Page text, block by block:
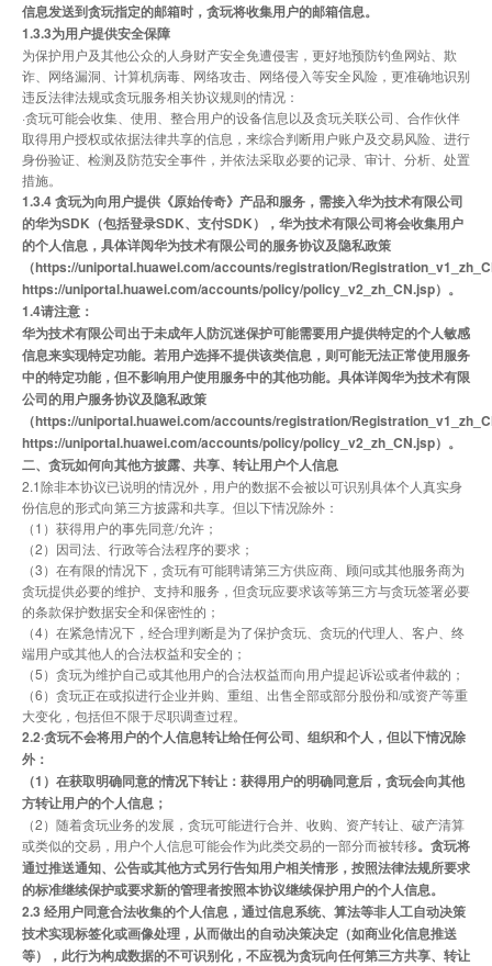
信息发送到贪玩指定的邮箱时，贪玩将收集用户的邮箱信息。
1.3.3为用户提供安全保障
为保护用户及其他公众的人身财产安全免遭侵害，更好地预防钓鱼网站、欺
诈、网络漏洞、计算机病毒、网络攻击、网络侵入等安全风险，更准确地识别
违反法律法规或贪玩服务相关协议规则的情况：
·贪玩可能会收集、使用、整合用户的设备信息以及贪玩关联公司、合作伙伴
取得用户授权或依据法律共享的信息，来综合判断用户账户及交易风险、进行
身份验证、检测及防范安全事件，并依法采取必要的记录、审计、分析、处置
措施。
1.3.4贪玩为向用户提供《原始传奇》产品和服务，需接入华为技术有限公司
的华为SDK（包括登录SDK、支付SDK），华为技术有限公司将会收集用户
的个人信息，具体详阅华为技术有限公司的服务协议及隐私政策
（https://uniportal.huawei.com/accounts/registration/
https://uniportal.huawei.com/accounts/policy/policy_v2_zh_CN.jsp）。
1.4请注意：
华为技术有限公司出于未成年人防沉迷保护可能需要用户提供特定的个人敏感
信息来实现特定功能。若用户选择不提供该类信息，则可能无法正常使用服务
中的特定功能，但不影响用户使用服务中的其他功能。具体详阅华为技术有限
公司的用户服务协议及隐私政策
（https://uniportal.huawei.com/accounts/registration/
https://uniportal.huawei.com/accounts/policy/policy_v2_zh_CN.jsp）。
二、贪玩如何向其他方披露、共享、转让用户个人信息
2.1除非本协议已说明的情况外，用户的数据不会被以可识别具体个人真实身
份信息的形式向第三方披露和共享。但以下情况除外：
（1）获得用户的事先同意/允许；
（2）因司法、行政等合法程序的要求；
（3）在有限的情况下，贪玩有可能聘请第三方供应商、顾问或其他服务商为
贪玩提供必要的维护、支持和服务，但贪玩应要求该等第三方与贪玩签署必要
的条款保护数据安全和保密性的；
（4）在紧急情况下，经合理判断是为了保护贪玩、贪玩的代理人、客户、终
端用户或其他人的合法权益和安全的；
（5）贪玩为维护自己或其他用户的合法权益而向用户提起诉讼或者仲裁的；
（6）贪玩正在或拟进行企业并购、重组、出售全部或部分股份和/或资产等重
大变化，包括但不限于尽职调查过程。
2.2·贪玩不会将用户的个人信息转让给任何公司、组织和个人，但以下情况除
外：
（1）在获取明确同意的情况下转让：获得用户的明确同意后，贪玩会向其他
方转让用户的个人信息；
（2）随着贪玩业务的发展，贪玩可能进行合并、收购、资产转让、破产清算
或类似的交易，用户个人信息可能会作为此类交易的一部分而被转移。贪玩将
通过推送通知、公告或其他方式另行告知用户相关情形，按照法律法规所要求
的标准继续保护或要求新的管理者按照本协议继续保护用户的个人信息。
2.3 经用户同意合法收集的个人信息，通过信息系统、算法等非人工自动决策
技术实现标签化或画像处理，从而做出的自动决策决定（如商业化信息推送
等），此行为构成数据的不可识别化，不应视为贪玩向任何第三方共享、转让